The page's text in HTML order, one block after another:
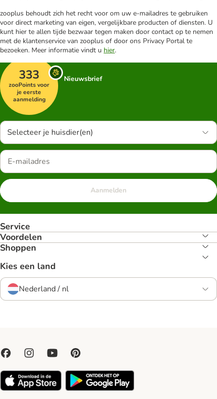
zooplus behoudt zich het recht voor om uw e-mailadres te gebruiken
voor direct marketing van eigen, vergelijkbare producten of diensten. U
kunt hier te allen tijde bezwaar tegen maken door contact op te nemen
met de klantenservice van zooplus of door ons Privacy Portal te
bezoeken. Meer informatie vindt u hier.
333
zooPoints voor
je eerste
aanmelding
Nieuwsbrief
Selecteer je huisdier(en)
Aanmelden
Service
Voordelen
Shoppen
Kies een land
Nederland / nl